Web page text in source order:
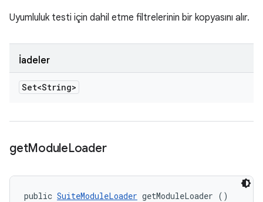
Uyumluluk testi için dahil etme filtrelerinin bir kopyasını alır.
İadeler
Set<String>
getModuleLoader
public SuiteModuleLoader getModuleLoader ()